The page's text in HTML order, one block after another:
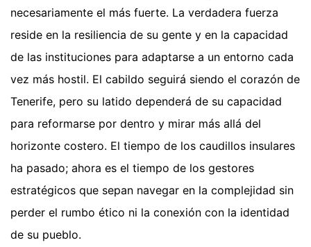
necesariamente el más fuerte. La verdadera fuerza
reside en la resiliencia de su gente y en la capacidad
de las instituciones para adaptarse a un entorno cada
vez más hostil. El cabildo seguirá siendo el corazón de
Tenerife, pero su latido dependerá de su capacidad
para reformarse por dentro y mirar más allá del
horizonte costero. El tiempo de los caudillos insulares
ha pasado; ahora es el tiempo de los gestores
estratégicos que sepan navegar en la complejidad sin
perder el rumbo ético ni la conexión con la identidad
de su pueblo.